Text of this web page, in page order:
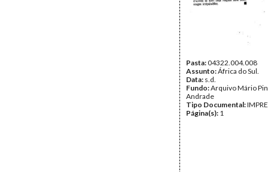
Pasta:04322.004.008
Assunto:África do Sul.
Data: s.d.
Fundo:Arquivo Mário
Andrade
Tipo Documental:
Página(s): 1